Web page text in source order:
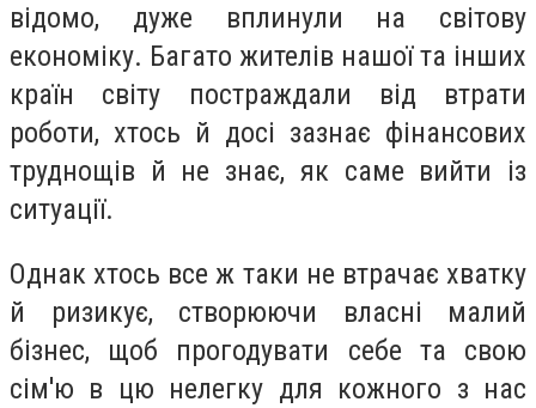
відомо, дуже вплинули на світову
економіку. Багато жителів нашої та інших
країн світу постраждали від втрати
роботи, хтось й досі зазнає фінансових
труднощів й не знає, як саме вийти із
ситуації.
Однак хтось все ж таки не втрачає хватку
й ризикує, створюючи власні малий
бізнес, щоб прогодувати себе та свою
сім'ю в цю нелегку для кожного з нас